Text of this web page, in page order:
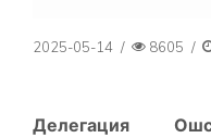
2025-05-14 / 8605 /
Делегация